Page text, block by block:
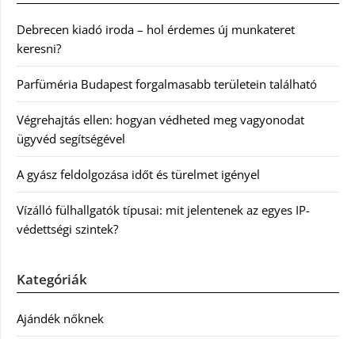
Debrecen kiadó iroda – hol érdemes új munkateret
keresni?
Parfüméria Budapest forgalmasabb területein található
Végrehajtás ellen: hogyan védheted meg vagyonodat
ügyvéd segítségével
A gyász feldolgozása időt és türelmet igényel
Vízálló fülhallgatók típusai: mit jelentenek az egyes IP-
védettségi szintek?
Kategóriák
Ajándék nőknek